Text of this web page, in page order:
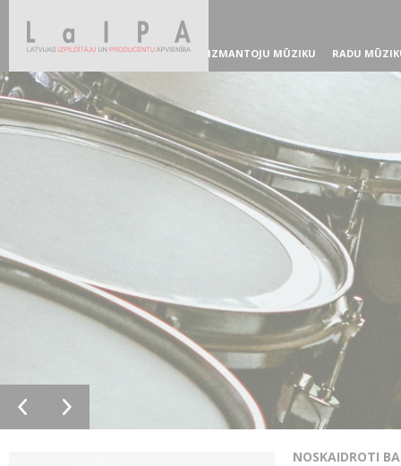
IZMANTOJU MŪZIKU RADU
NOSKAIDROTI